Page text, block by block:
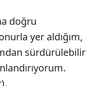
doğru
yer aldığım,
sürdürülebilir